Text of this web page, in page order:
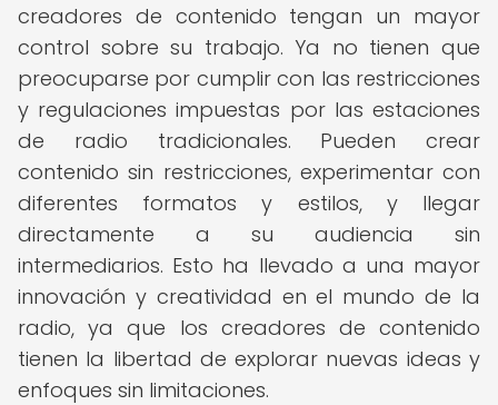
creadores de contenido tengan un mayor
control sobre su trabajo. Ya no tienen que
preocuparse por cumplir con las restricciones
y regulaciones impuestas por las estaciones
de radio tradicionales. Pueden crear
contenido sin restricciones, experimentar con
diferentes formatos y estilos, y llegar
directamente a su audiencia sin
intermediarios. Esto ha llevado a una mayor
innovación y creatividad en el mundo de la
radio, ya que los creadores de contenido
tienen la libertad de explorar nuevas ideas y
enfoques sin limitaciones.